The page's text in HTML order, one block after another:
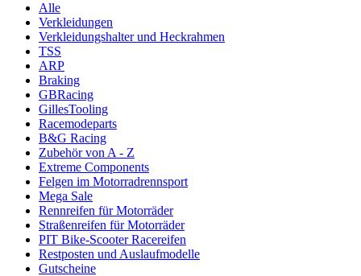
Alle
Verkleidungen
Verkleidungshalter und Heckrahmen
TSS
ARP
Braking
GBRacing
GillesTooling
Racemodeparts
B&G Racing
Zubehör von A - Z
Extreme Components
Felgen im Motorradrennsport
Mega Sale
Rennreifen für Motorräder
Straßenreifen für Motorräder
PIT Bike-Scooter Racereifen
Restposten und Auslaufmodelle
Gutscheine